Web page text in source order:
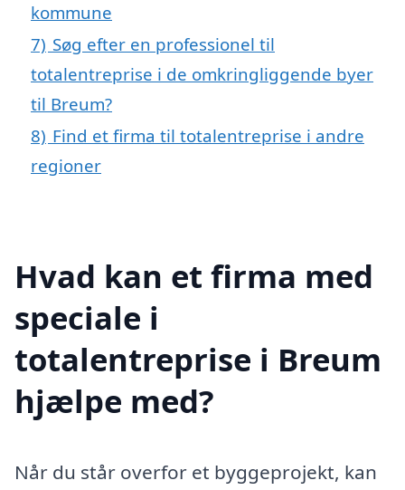
kommune
7) Søg efter en professionel til
totalentreprise i de omkringliggende byer
til Breum?
8) Find et firma til totalentreprise i andre
regioner
Hvad kan et firma med
speciale i
totalentreprise i Breum
hjælpe med?
Når du står overfor et byggeprojekt, kan